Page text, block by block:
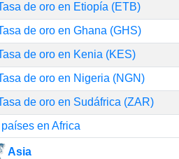
de oro en Etiopía (ETB)
de oro en Ghana (GHS)
de oro en Kenia (KES)
de oro en Nigeria (NGN)
de oro en Sudáfrica (ZAR)
países en Africa
Asia